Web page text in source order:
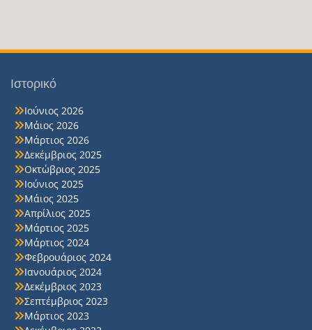
Ιστορικό
Ιούνιος 2026
Μάιος 2026
Μάρτιος 2026
Δεκέμβριος 2025
Οκτώβριος 2025
Ιούνιος 2025
Μάιος 2025
Απρίλιος 2025
Μάρτιος 2025
Μάρτιος 2024
Φεβρουάριος 2024
Ιανουάριος 2024
Δεκέμβριος 2023
Σεπτέμβριος 2023
Μάρτιος 2023